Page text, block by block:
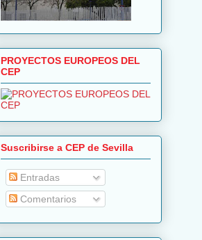
PROYECTOS EUROPEOS DEL
CEP
Suscribirse a CEP de Sevilla
Entradas
Comentarios